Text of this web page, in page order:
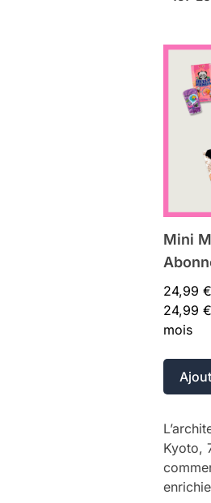
Mini
24,99 €
24,99 €
mois
Kyoto,